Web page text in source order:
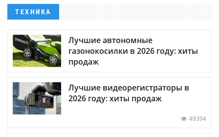
ТЕХНИКА
Лучшие автономные
газонокосилки в 2026 году: хиты
продаж
Лучшие видеорегистраторы в
2026 году: хиты продаж
49394